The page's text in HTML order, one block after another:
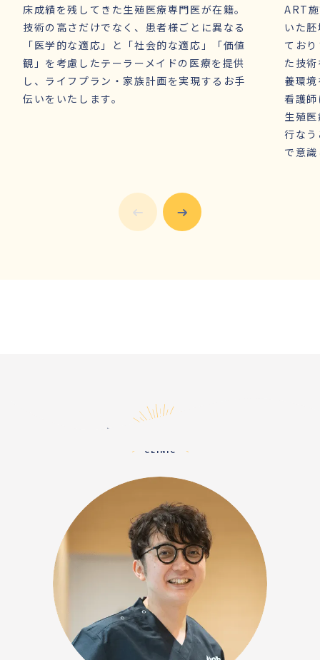
床成績を残してきた生殖医療専門医が在籍。
技術の高さだけでなく、患者様ごとに異なる
「医学的な適応」と「社会的な適応」「価値
観」を考慮したテーラーメイドの医療を提供
し、ライフプラン・家族計画を実現するお手
伝いをいたします。
ART
いた
てお
た技
養環
看護
生殖
行な
で意
クリニック紹介
CLINIC